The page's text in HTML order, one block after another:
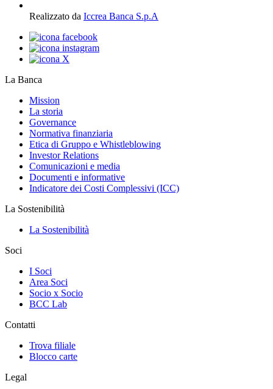
Realizzato da Iccrea Banca S.p.A
La Banca
Mission
La storia
Governance
Normativa finanziaria
Etica di Gruppo e Whistleblowing
Investor Relations
Comunicazioni e media
Documenti e informative
Indicatore dei Costi Complessivi (ICC)
La Sostenibilità
La Sostenibilità
Soci
I Soci
Area Soci
Socio x Socio
BCC Lab
Contatti
Trova filiale
Blocco carte
Legal